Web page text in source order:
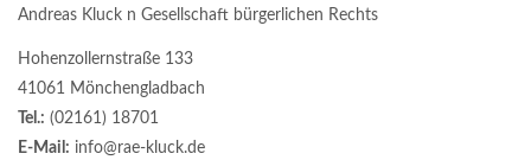
Andreas Kluck n Gesellschaft bürgerlichen Rechts
Hohenzollernstraße 133
41061 Mönchengladbach
Tel.: (02161) 18701
E-Mail: info@rae-kluck.de